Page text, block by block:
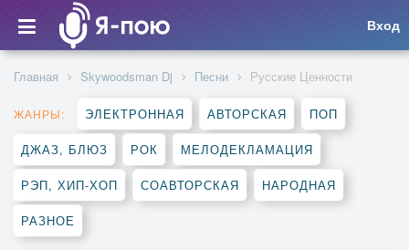
Вход
Главная Skywoodsman Dj Песни Русские Ценности
ЖАНРЫ: ЭЛЕКТРОННАЯ АВТОРСКАЯ ПОП
ДЖАЗ, БЛЮЗ РОК МЕЛОДЕКЛАМАЦИЯ
РЭП, ХИП-ХОП СОАВТОРСКАЯ НАРОДНАЯ
РАЗНОЕ